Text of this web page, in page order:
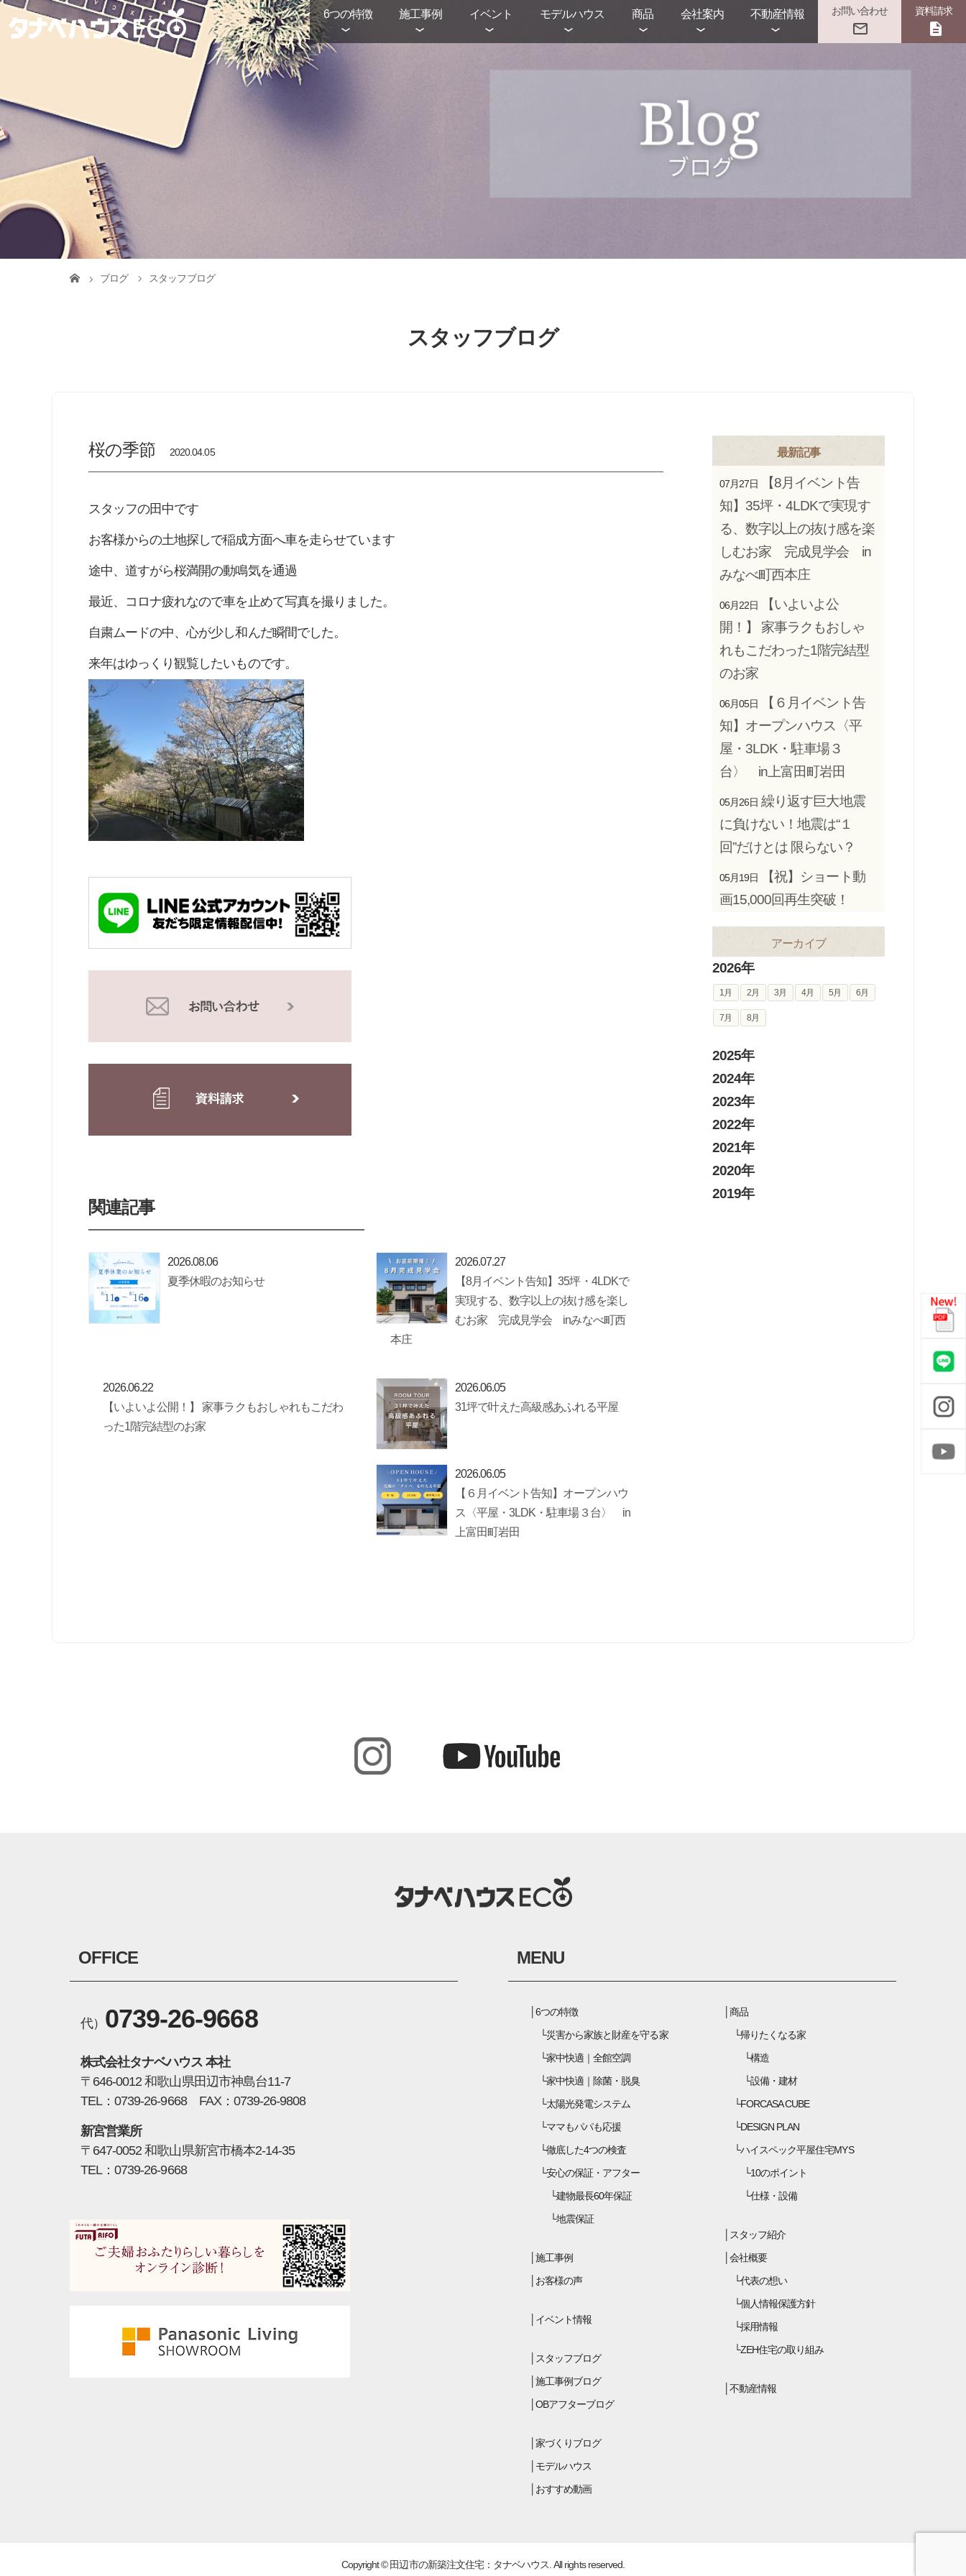
6つの特徴 施工事例 イベント モデルハウス 商品 会社案内 不動産情報 お問い合わせ 資料請求
ブログ スタッフブログ
スタッフブログ
桜の季節 2020.04.05
スタッフの田中です
お客様からの土地探しで稲成方面へ車を走らせています
途中、道すがら桜満開の動鳴気を通過
最近、コロナ疲れなので車を止めて写真を撮りました。
自粛ムードの中、心が少し和んだ瞬間でした。
来年はゆっくり観覧したいものです。
関連記事
2026.08.06
夏季休暇のお知らせ
2026.07.27
【8月イベント告知】35坪・4LDKで
実現する、数字以上の抜け感を楽し
むお家 完成見学会 inみなべ町西
本庄
2026.06.22
【いよいよ公開！】 家事ラクもおしゃれもこだわ
った1階完結型のお家
2026.06.05
31坪で叶えた高級感あふれる平屋
2026.06.05
【６月イベント告知】オープンハウ
ス〈平屋・3LDK・駐車場３台〉 in
上富田町岩田
最新記事
07月27日
【8月イベント告
知】35坪・4LDKで実現す
る、数字以上の抜け感を楽
しむお家 完成見学会 in
みなべ町西本庄
06月22日
【いよいよ公
開！】 家事ラクもおしゃ
れもこだわった1階完結型
のお家
06月05日
【６月イベント告
知】オープンハウス〈平
屋・3LDK・駐車場３
台〉 in上富田町岩田
05月26日 繰り返す巨大地震
に負けない！地震は“１
回”だけとは 限らない？
05月19日
【祝】ショート動
画15,000回再生突破！
アーカイブ
2026年
1月 2月 3月 4月 5月 6月
7月 8月
2025年
2024年
2023年
2022年
2021年
2020年
2019年
OFFICE
代） 0739-26-9668
株式会社タナベハウス 本社
〒646-0012 和歌山県田辺市神島台11-7
TEL：0739-26-9668 FAX：0739-26-9808
新宮営業所
〒647-0052 和歌山県新宮市橋本2-14-35
TEL：0739-26-9668
MENU
6つの特徴
災害から家族と財産を守る家
家中快適｜全館空調
家中快適｜除菌・脱臭
太陽光発電システム
ママもパパも応援
徹底した4つの検査
安心の保証・アフター
建物最長60年保証
地震保証
施工事例
お客様の声
イベント情報
スタッフブログ
施工事例ブログ
OBアフターブログ
家づくりブログ
モデルハウス
おすすめ動画
商品
帰りたくなる家
構造
設備・建材
FORCASA CUBE
DESIGN PLAN
ハイスペック平屋住宅MYS
10のポイント
仕様・設備
スタッフ紹介
会社概要
代表の想い
個人情報保護方針
採用情報
ZEH住宅の取り組み
不動産情報
Copyright © 田辺市の新築注文住宅：タナベハウス. All rights reserved.